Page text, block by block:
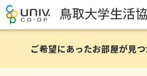
ご希望にあったお部屋が見つ